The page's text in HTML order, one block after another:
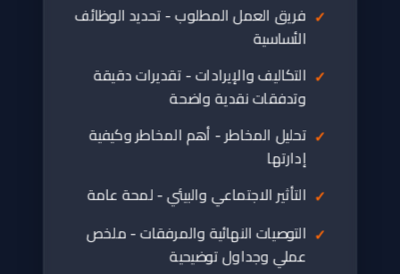
فريق العمل المطلوب - تحديد الوظائف
الأساسية
التكاليف والإيرادات - تقديرات دقيقة
وتدفقات نقدية واضحة
تحليل المخاطر - أهم المخاطر وكيفية
إدارتها
التأثير الاجتماعي والبيئي - لمحة عامة
التوصيات النهائية والمرفقات - ملخص
عملي وجداول توضيحية